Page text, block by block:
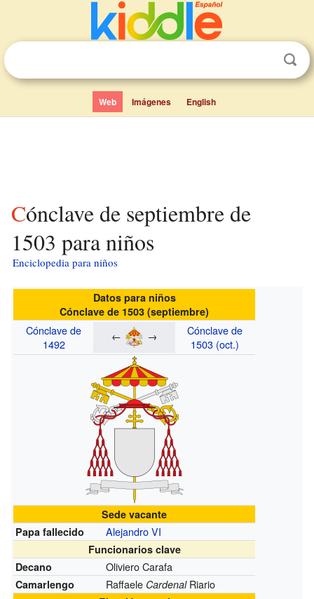
Web Imágenes English
Cónclave de septiembre de
1503 para niños
Enciclopedia para niños
Datos para niños
Cónclave de 1503 (septiembre)
Cónclave de
1492
← →
Cónclave de
1503 (oct.)
Sede vacante
Papa fallecido
Alejandro VI
Funcionarios clave
Decano
Oliviero Carafa
Camarlengo Raffaele CardenalRiario